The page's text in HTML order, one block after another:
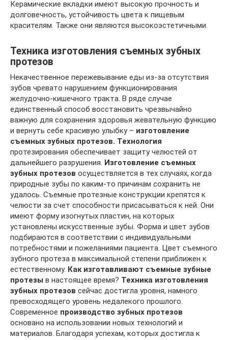
Керамические вкладки имеют высокую прочность и
долговечность, устойчивость цвета к пищевым
красителям. Также они являются высокоэстетичными.
Техника изготовления съемных зубных
протезов
Некачественное пережевывание еды из-за отсутствия
зубов чревато нарушением функционирования
желудочно-кишечного тракта. В ряде случае
единственный способ восстановить чрезвычайно
важную для сохранения здоровья жевательную функцию
и вернуть себе красивую улыбку – изготовление
съемных зубных протезов. Технология
протезирования обеспечивает защиту челюстей от
дальнейшего разрушения. Изготовление съемных
зубных протезов осуществляется в тех случаях, когда
природные зубы по каким-то причинам сохранить не
удалось. Съемные протезные конструкции крепятся к
челюсти за счет способности присасываться к ней. Они
имеют форму изогнутых пластин, на которых
установлены искусственные зубы. Форма и цвет зубов
подбираются в соответствии с индивидуальными
потребностями и пожеланиями пациента. Цвет съемного
зубного протеза в максимальной степени приближен к
естественному. Как изготавливают съемные зубные
протезы в настоящее время? Техника изготовления
зубных протезов сейчас достигла уровня, намного
превосходящего уровень недалекого прошлого.
Современное производство зубных протезов
основано на использовании новых технологий и
материалов. Благодаря успехам, которых достигла к